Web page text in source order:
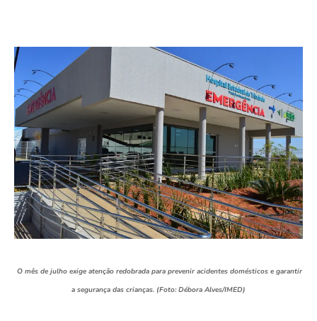
O mês de julho exige atenção redobrada para prevenir acidentes domésticos e garantir
a segurança das crianças. (Foto: Débora Alves/IMED)